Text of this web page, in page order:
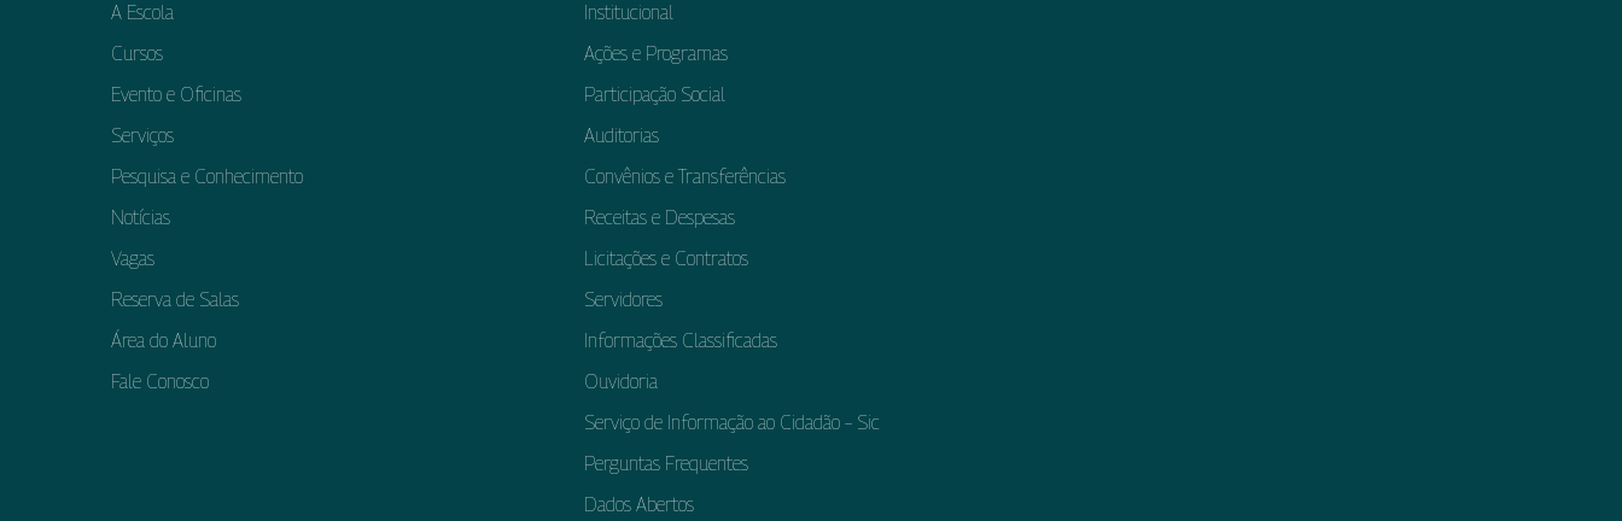
A Escola
Cursos
Evento e Oficinas
Serviços
Pesquisa e Conhecimento
Notícias
Vagas
Reserva de Salas
Área do Aluno
Fale Conosco
Institucional
Ações e Programas
Participação Social
Auditorias
Convênios e Transferências
Receitas e Despesas
Licitações e Contratos
Servidores
Informações Classificadas
Ouvidoria
Serviço de Informação ao Cidadão – Sic
Perguntas Frequentes
Dados Abertos